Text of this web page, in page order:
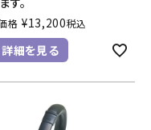
格 ¥13,200税込
詳細を見る